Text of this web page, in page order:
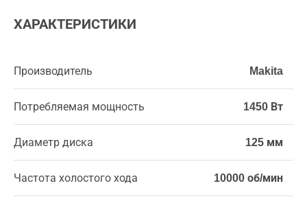
ХАРАКТЕРИСТИКИ
Производитель Makita
Потребляемая мощность 1450 Вт
Диаметр диска 125 мм
Частота холостого хода 10000 об/мин